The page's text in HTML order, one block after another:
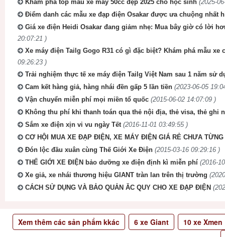
Khám phá top mẫu xe máy 50cc đẹp 2025 cho học sinh (2025-
Điểm danh các mẫu xe đạp điện Osakar được ưa chuộng nhất
Giá xe điện Heidi Osakar đang giảm nhẹ: Mua bây giờ có lời
20:07:21 )
Xe máy điện Tailg Gogo R31 có gì đặc biệt? Khám phá mẫu xe
09:26:23 )
Trải nghiệm thực tế xe máy điện Tailg Việt Nam sau 1 năm sử
Cam kết hàng giả, hàng nhái đền gấp 5 lần tiền (2023-06-05
Vận chuyển miễn phí mọi miền tổ quốc (2015-06-02 14:07:09 )
Không thu phí khi thanh toán qua thẻ nội địa, thẻ visa, thẻ ghi
Sắm xe điện xịn vi vu ngày Tết (2016-11-01 03:49:55 )
CƠ HỘI MUA XE ĐẠP ĐIỆN, XE MÁY ĐIỆN GIÁ RẺ CHƯA TỪNG
Đón lộc đầu xuân cùng Thế Giới Xe Điện (2015-03-16 09:29:16 )
THẾ GIỚI XE ĐIỆN bảo dưỡng xe điện định kì miễn phí (2016-
Xe giả, xe nhái thương hiệu GIANT tràn lan trên thị trường
CÁCH SỬ DỤNG VÀ BẢO QUẢN ĂC QUY CHO XE ĐẠP ĐIỆN
Xem thêm các sản phẩm kkác 6xe Giant 10xe Xmen